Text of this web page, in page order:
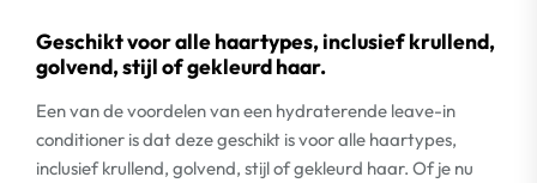
Geschikt voor alle haartypes, inclusief krullend,
golvend, stijl of gekleurd haar.
Een van de voordelen van een hydraterende leave-in
conditioner is dat deze geschikt is voor alle haartypes,
inclusief krullend, golvend, stijl of gekleurd haar. Of je nu